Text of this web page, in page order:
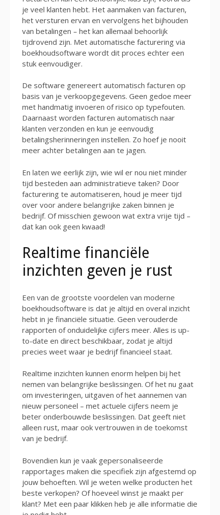
je veel klanten hebt. Het aanmaken van facturen,
het versturen ervan en vervolgens het bijhouden
van betalingen – het kan allemaal behoorlijk
tijdrovend zijn. Met automatische facturering via
boekhoudsoftware wordt dit proces echter een
stuk eenvoudiger.
De software genereert automatisch facturen op
basis van je verkoopgegevens. Geen gedoe meer
met handmatig invoeren of risico op typefouten.
Daarnaast worden facturen automatisch naar
klanten verzonden en kun je eenvoudig
betalingsherinneringen instellen. Zo hoef je nooit
meer achter betalingen aan te jagen.
En laten we eerlijk zijn, wie wil er nou niet minder
tijd besteden aan administratieve taken? Door
facturering te automatiseren, houd je meer tijd
over voor andere belangrijke zaken binnen je
bedrijf. Of misschien gewoon wat extra vrije tijd –
dat kan ook geen kwaad!
Realtime financiële
inzichten geven je rust
Een van de grootste voordelen van moderne
boekhoudsoftware is dat je altijd en overal inzicht
hebt in je financiële situatie. Geen verouderde
rapporten of onduidelijke cijfers meer. Alles is up-
to-date en direct beschikbaar, zodat je altijd
precies weet waar je bedrijf financieel staat.
Realtime inzichten kunnen enorm helpen bij het
nemen van belangrijke beslissingen. Of het nu gaat
om investeringen, uitgaven of het aannemen van
nieuw personeel – met actuele cijfers neem je
beter onderbouwde beslissingen. Dat geeft niet
alleen rust, maar ook vertrouwen in de toekomst
van je bedrijf.
Bovendien kun je vaak gepersonaliseerde
rapportages maken die specifiek zijn afgestemd op
jouw behoeften. Wil je weten welke producten het
beste verkopen? Of hoeveel winst je maakt per
klant? Met een paar klikken heb je alle informatie die